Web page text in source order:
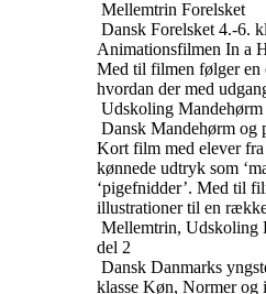
Mellemtrin Forelsket
Dansk Forelsket 4.-6.
Animationsfilmen In a
Med til filmen følger en
hvordan der med
Udskoling
Dansk Mandehørm og
Kort film med elever
kønnede udtryk som
‘pigefnidder’. Med til
illustrationer til en
Mellemtrin, Udskoling
del 2
Dansk Danmarks
klasse Køn, Normer og